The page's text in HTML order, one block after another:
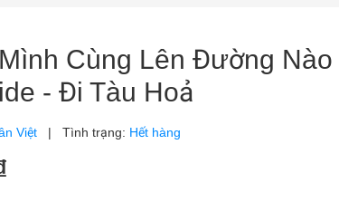
Cùng Lên Đường Nào
- Đi Tàu Hoả
Việt | Tình trạng: Hết hàng